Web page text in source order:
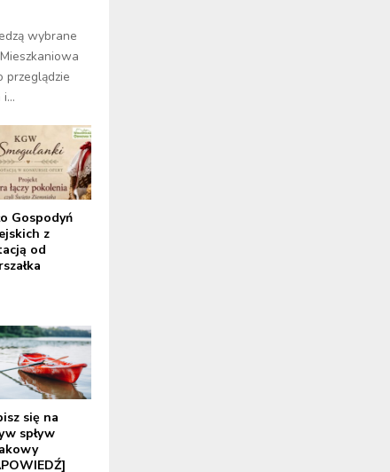
wybrane
Gospodyń
z
od
się na
spływ